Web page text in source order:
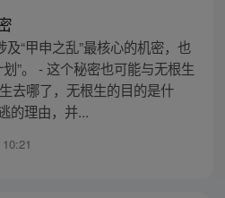
“甲申之乱”最核心的机密，也
”。 - 这个秘密也可能与无根生
去哪了，无根生的目的是什
的理由，并...